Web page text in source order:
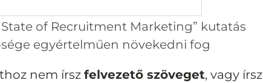
State of Recruitment Marketing” kutatás
egyértelműen növekedni fog
nem írsz felvezető szöveget, vagy írsz